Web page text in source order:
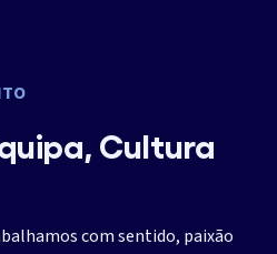
Cultura
com sentido, paixão